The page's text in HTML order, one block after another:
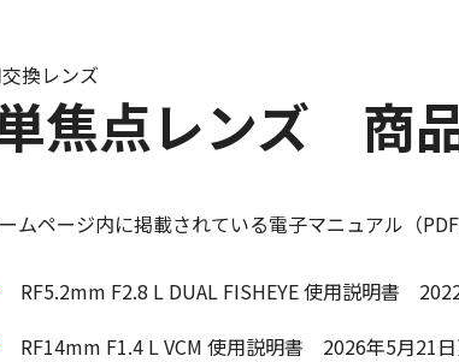
焦点レンズ 商
換レンズ
ムページ内に掲載されている電子マニュアル（
RF5.2mm F2.8 L DUAL FISHEYE 使用説明書
RF14mm F1.4 L VCM 使用説明書 2026年5月21日